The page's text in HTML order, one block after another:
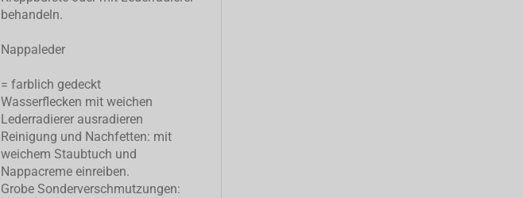
behandeln.
Nappaleder
= farblich gedeckt
Wasserflecken mit weichen
Lederradierer ausradieren
Reinigung und Nachfetten: mit
weichem Staubtuch und
Nappacreme einreiben.
Grobe Sonderverschmutzungen: